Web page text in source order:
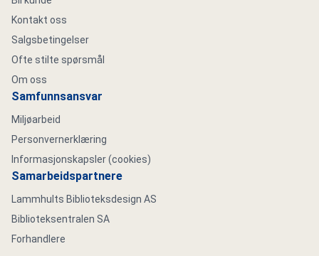
Kontakt oss
Salgsbetingelser
Ofte stilte spørsmål
Om oss
Samfunnsansvar
Miljøarbeid
Personvernerklæring
Informasjonskapsler (cookies)
Samarbeidspartnere
Lammhults Biblioteksdesign AS
Biblioteksentralen SA
Forhandlere